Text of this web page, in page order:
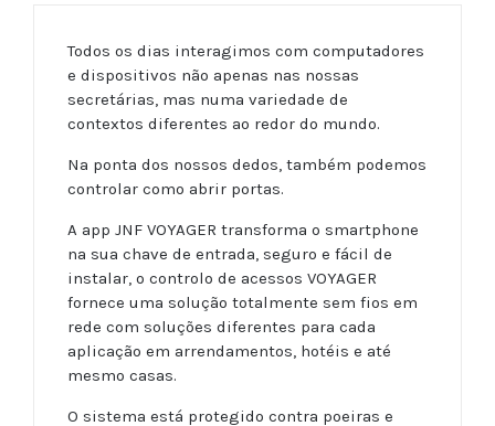
Todos os dias interagimos com computadores
e dispositivos não apenas nas nossas
secretárias, mas numa variedade de
contextos diferentes ao redor do mundo.
Na ponta dos nossos dedos, também podemos
controlar como abrir portas.
A app JNF VOYAGER transforma o smartphone
na sua chave de entrada, seguro e fácil de
instalar, o controlo de acessos VOYAGER
fornece uma solução totalmente sem fios em
rede com soluções diferentes para cada
aplicação em arrendamentos, hotéis e até
mesmo casas.
O sistema está protegido contra poeiras e